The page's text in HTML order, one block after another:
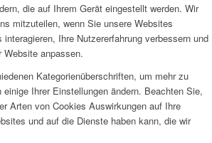
die auf Ihrem Gerät eingestellt werden. Wir
mitzuteilen, wenn Sie unsere Websites
Ihre Nutzererfahrung verbessern und
Website anpassen.
Kategorienüberschriften, um mehr zu
Ihrer Einstellungen ändern. Beachten Sie,
Arten von Cookies Auswirkungen auf Ihre
und auf die Dienste haben kann, die wir